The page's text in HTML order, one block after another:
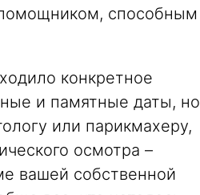
способным
конкретное
и памятные даты, но
или парикмахеру,
осмотра –
вашей собственной